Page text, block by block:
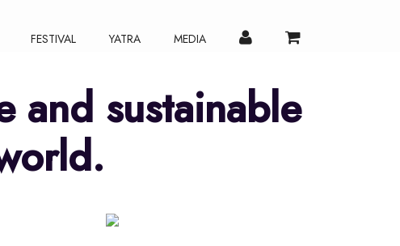
FESTIVAL YATRA MEDIA
and sustainable